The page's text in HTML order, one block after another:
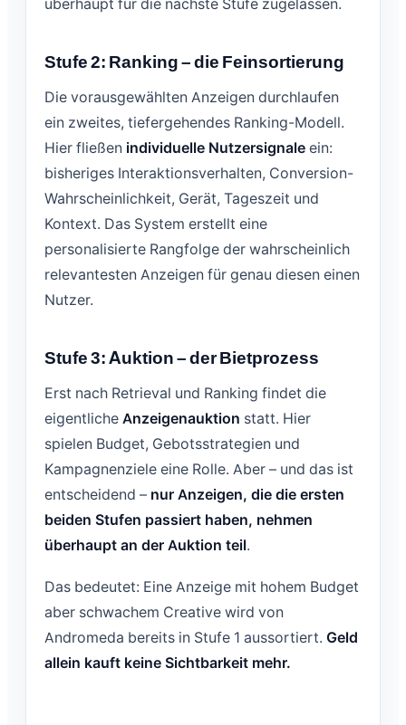
überhaupt für die nächste Stufe zugelassen.
Stufe 2: Ranking – die Feinsortierung
Die vorausgewählten Anzeigen durchlaufen
ein zweites, tiefergehendes Ranking-Modell.
Hier fließen individuelle Nutzersignaleein:
bisheriges Interaktionsverhalten, Conversion-
Wahrscheinlichkeit, Gerät, Tageszeit und
Kontext. Das System erstellt eine
personalisierte Rangfolge der wahrscheinlich
relevantesten Anzeigen für genau diesen einen
Nutzer.
Stufe 3: Auktion – der Bietprozess
Erst nach Retrieval und Ranking findet die
eigentlicheAnzeigenauktion statt. Hier
spielen Budget, Gebotsstrategien und
Kampagnenziele eine Rolle. Aber – und das ist
entscheidend – nur Anzeigen, die die ersten
beiden Stufen passiert haben, nehmen
überhaupt an der Auktion teil.
Das bedeutet: Eine Anzeige mit hohem Budget
aber schwachem Creative wird von
Andromeda bereits in Stufe 1 aussortiert. Geld
allein kauft keine Sichtbarkeit mehr.